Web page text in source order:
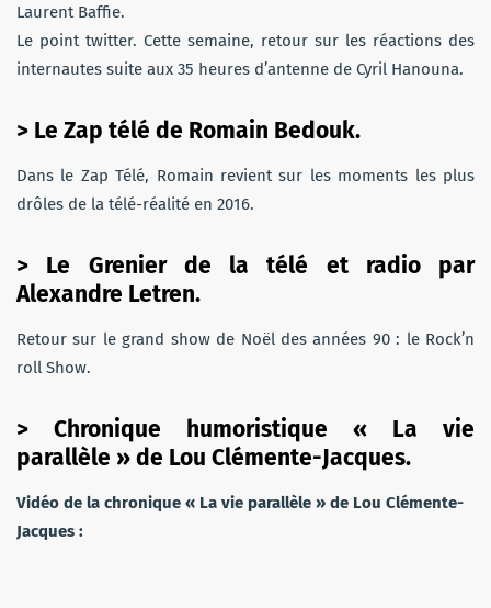
Laurent Baffie.
Le point twitter. Cette semaine, retour sur les réactions des
internautes suite aux 35 heures d’antenne de Cyril Hanouna.
> Le Zap télé de Romain Bedouk.
Dans le Zap Télé, Romain revient sur les moments les plus
drôles de la télé-réalité en 2016.
> Le Grenier de la télé et radio par
Alexandre Letren.
Retour sur le grand show de Noël des années 90 : le Rock’n
roll Show.
> Chronique humoristique « La vie
parallèle » de Lou Clémente-Jacques.
Vidéo de la chronique « La vie parallèle » de Lou Clémente-
Jacques :